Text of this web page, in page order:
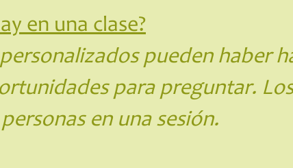
en una clase?
pueden haber
para preguntar.
en una sesión.